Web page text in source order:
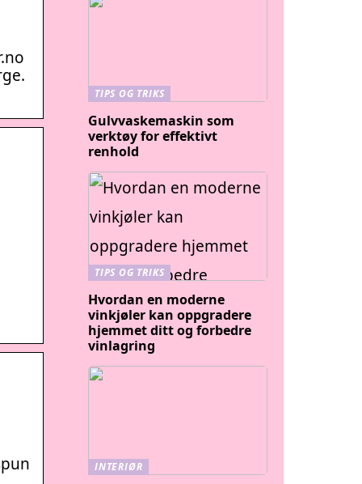
TIPS OG TRIKS
Gulvvaskemaskin som
verktøy for effektivt
renhold
TIPS OG TRIKS
Hvordan en moderne
vinkjøler kan oppgradere
hjemmet ditt og forbedre
vinlagring
INTERIØR